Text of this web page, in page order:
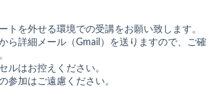
トを外せる環境での受講をお願い致します。
ら詳細メール（Gmail）を送りますので、ご確
ルはお控えください。
参加はご遠慮ください。